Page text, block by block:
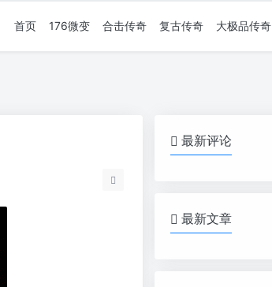
首页 176微变 合击传奇 复古传奇 大极品传奇
最新评论
最新文章